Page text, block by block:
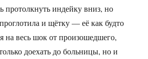
протолкнуть индейку вниз, но
и щётку — её как будто
на весь шок от произошедшего,
доехать до больницы, но и